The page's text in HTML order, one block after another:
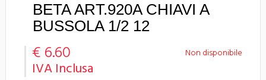
BETA ART.920A CHIAVI A
BUSSOLA 1/2 12
Non disponibile
€ 6.60
IVA Inclusa